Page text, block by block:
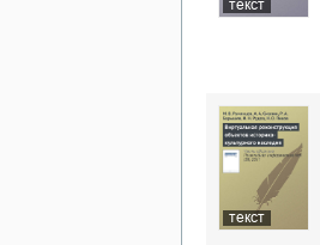
текст
текст